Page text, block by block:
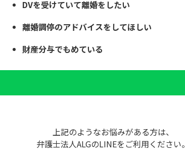
DVを受けていて離婚をしたい
離婚調停のアドバイスをしてほしい
財産分与でもめている
上記のようなお悩みがある方は、
弁護士法人ALGのLINEをご利用ください。